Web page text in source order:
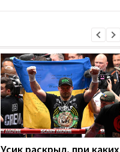
Усик раскрыл, при каких